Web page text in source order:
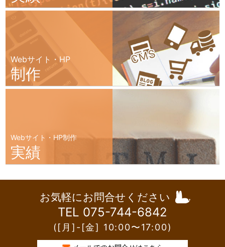
Webサイト・HP
制作
Webサイト・HP制作
実績
お気軽にお問合せください
TEL 075-744-6842
([月]-[金] 10:00〜17:00)